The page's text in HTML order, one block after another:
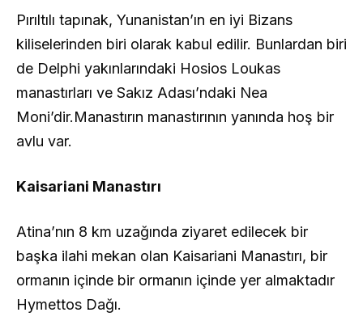
Pırıltılı tapınak, Yunanistan’ın en iyi Bizans
kiliselerinden biri olarak kabul edilir. Bunlardan biri
de Delphi yakınlarındaki Hosios Loukas
manastırları ve Sakız Adası’ndaki Nea
Moni’dir.Manastırın manastırının yanında hoş bir
avlu var.
Kaisariani Manastırı
Atina’nın 8 km uzağında ziyaret edilecek bir
başka ilahi mekan olan Kaisariani Manastırı, bir
ormanın içinde bir ormanın içinde yer almaktadır
Hymettos Dağı.